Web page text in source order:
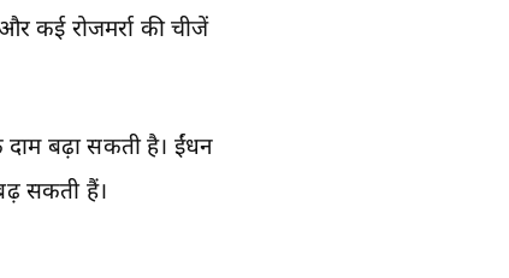
कई रोजमर्रा की चीजें
बढ़ा सकती है। ईंधन
सकती हैं।